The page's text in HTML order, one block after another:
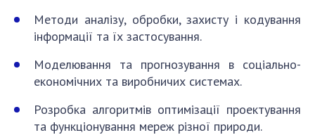
Методи аналізу, обробки, захисту і кодування
інформації та їх застосування.
Моделювання та прогнозування в соціально-
економічних та виробничих системах.
Розробка алгоритмів оптимізації проектування
та функціонування мереж різної природи.